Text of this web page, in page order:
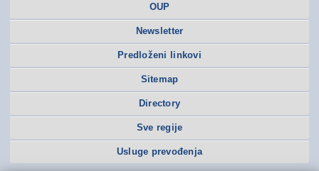
OUP
Newsletter
Predloženi linkovi
Sitemap
Directory
Sve regije
Usluge prevođenja